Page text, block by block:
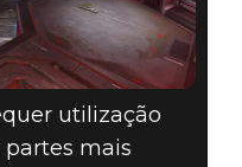
utilização
partes mais